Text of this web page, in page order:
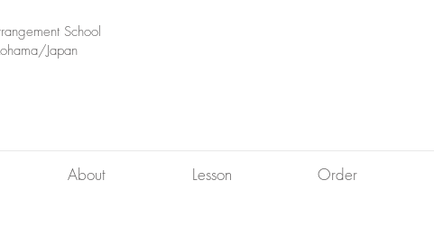
School
Japan
About Lesson Order